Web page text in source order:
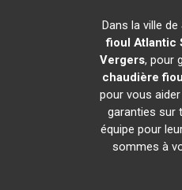
Dans la ville de
fioul Atlantic
Vergers, pour
chaudière
pour vous
garanties sur
équipe pour
sommes à